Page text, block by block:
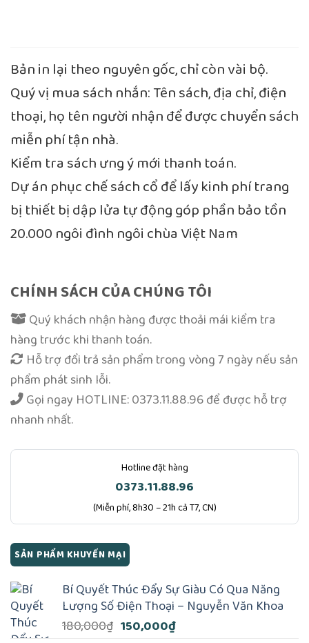
Bản in lại theo nguyên gốc, chỉ còn vài bộ.
Quý vị mua sách nhắn: Tên sách, địa chỉ, điện
thoại, họ tên người nhận để được chuyển sách
miễn phí tận nhà.
Kiểm tra sách ưng ý mới thanh toán.
Dự án phục chế sách cổ để lấy kinh phí trang
bị thiết bị dập lửa tự động góp phần bảo tồn
20.000 ngôi đình ngôi chùa Việt Nam
CHÍNH SÁCH CỦA CHÚNG TÔI
Quý khách nhận hàng được thoải mái kiểm tra
hàng trước khi thanh toán.
Hỗ trợ đổi trả sản phẩm trong vòng 7 ngày nếu sản
phẩm phát sinh lỗi.
Gọi ngay HOTLINE: 0373.11.88.96để được hỗ trợ
nhanh nhất.
Hotline đặt hàng
0373.11.88.96
(Miễn phí, 8h30 – 21h cả T7, CN)
SẢN PHẨM KHUYẾN MẠI
Bí Quyết Thúc Đẩy Sự Giàu Có Qua Năng
Lượng Số Điện Thoại – Nguyễn Văn Khoa
180,000₫ Giá
150,000₫Giá